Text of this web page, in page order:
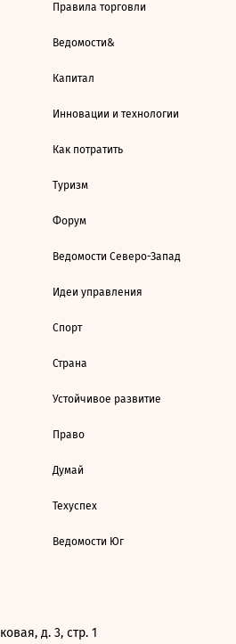
Правила торговли
Ведомости&
Капитал
Инновации и технологии
Как потратить
Туризм
Форум
Ведомости Северо-Запад
Идеи управления
Спорт
Страна
Устойчивое развитие
Право
Думай
Техуспех
Ведомости Юг
д. 3, стр. 1